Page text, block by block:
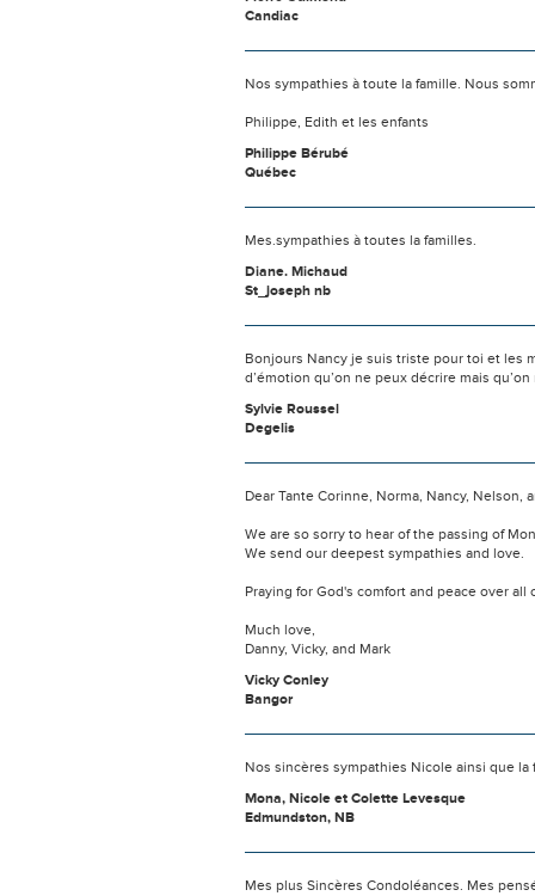
Candiac
Nos sympathies à toute la famille. Nous
Philippe, Edith et les enfants
Philippe Bérubé
Québec
Mes.sympathies à toutes la familles.
Diane. Michaud
St_joseph nb
Bonjours Nancy je suis triste pour toi et les
d’émotion qu’on ne peux décrire mais
Sylvie Roussel
Degelis
Dear Tante Corinne, Norma, Nancy, Nelson,
We are so sorry to hear of the passing of
We send our deepest sympathies and love.
Praying for God's comfort and peace over all
Much love,
Danny, Vicky, and Mark
Vicky Conley
Bangor
Nos sincères sympathies Nicole ainsi que la
Mona, Nicole et Colette Levesque
Edmundston, NB
Mes plus Sincères Condoléances. Mes